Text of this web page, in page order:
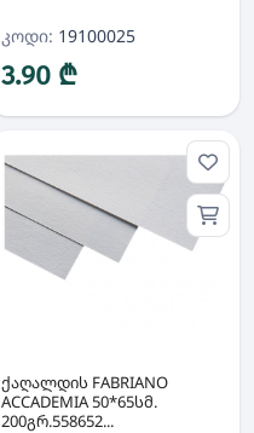
კოდი: 19100025
3.90 ₾
ქაღალდის FABRIANO
ACCADEMIA 50*65სმ.
200გრ.558652...